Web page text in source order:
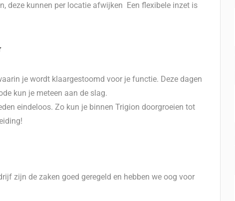
deze kunnen per locatie afwijken Een flexibele inzet is
je wordt klaargestoomd voor je functie. Deze dagen
kun je meteen aan de slag.
eindeloos. Zo kun je binnen Trigion doorgroeien tot
zijn de zaken goed geregeld en hebben we oog voor